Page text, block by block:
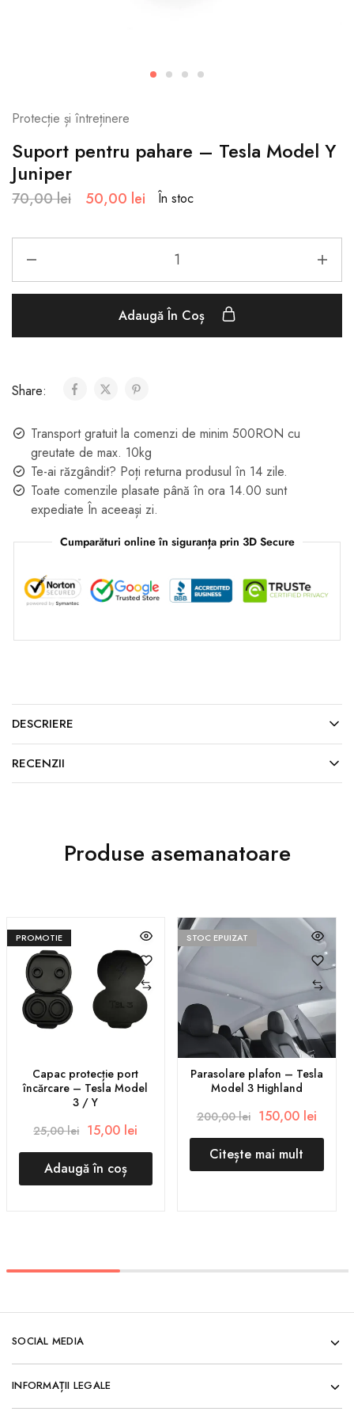
Protecție și întreținere
Suport pentru pahare – Tesla Model Y
Juniper
70,00lei 50,00 lei În stoc
Adaugă În Coș
Share:
Transport gratuit la comenzi de minim 500RON cu
greutate de max. 10kg
Te-ai răzgândit? Poți returna produsul în 14 zile.
Toate comenzile plasate până în ora 14.00 sunt
expediate În aceeași zi.
Cumparături online în siguranța prin 3D Secure
DESCRIERE
RECENZII
Produse asemanatoare
PROMOTIE
Capac protecție port
încărcare – Tesla Model
3 / Y
25,00lei 15,00 lei
Adaugă în coș
STOC EPUIZAT
Parasolare plafon – Tesla
Model 3 Highland
200,00lei 150,00 lei
Citește mai mult
SOCIAL MEDIA
INFORMAȚII LEGALE